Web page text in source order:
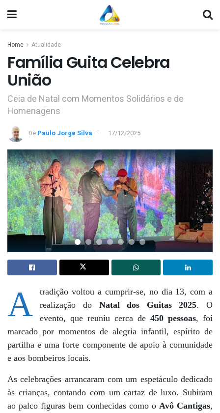
Home Atualidade
Família Guita Celebra
União
Ceia de Natal com Momentos Solidários e de
Homenagens
De Paulo Jorge Silva 17/12/2025
A
tradição voltou a cumprir-se, no dia 13, com a
realização do Natal dos Guitas 2025. O
evento, que reuniu cerca de450 pessoas, foi
marcado por momentos de alegria infantil, espírito de
partilha e uma forte componente de apoio à comunidade
e aos bombeiros locais.
As celebrações arrancaram com um espetáculo dedicado
às crianças, contando com um cartaz de luxo. Subiram
ao palco figuras bem conhecidas como o Avô Cantigas,